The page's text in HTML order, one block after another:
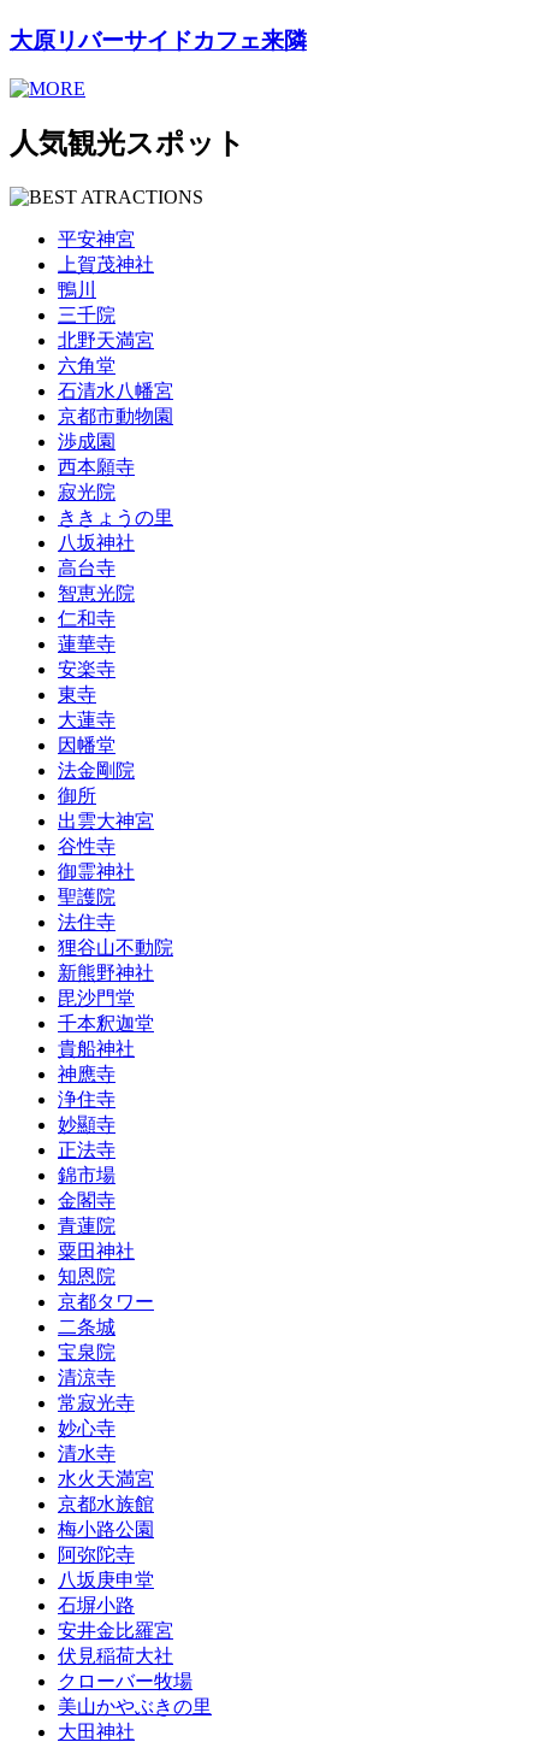
大原リバーサイドカフェ来隣
人気観光スポット
平安神宮
上賀茂神社
鴨川
三千院
北野天満宮
六角堂
石清水八幡宮
京都市動物園
渉成園
西本願寺
寂光院
ききょうの里
八坂神社
高台寺
智恵光院
仁和寺
蓮華寺
安楽寺
東寺
大蓮寺
因幡堂
法金剛院
御所
出雲大神宮
谷性寺
御霊神社
聖護院
法住寺
狸谷山不動院
新熊野神社
毘沙門堂
千本釈迦堂
貴船神社
神應寺
浄住寺
妙顯寺
正法寺
錦市場
金閣寺
青蓮院
粟田神社
知恩院
京都タワー
二条城
宝泉院
清涼寺
常寂光寺
妙心寺
清水寺
水火天満宮
京都水族館
梅小路公園
阿弥陀寺
八坂庚申堂
石塀小路
安井金比羅宮
伏見稲荷大社
クローバー牧場
美山かやぶきの里
大田神社